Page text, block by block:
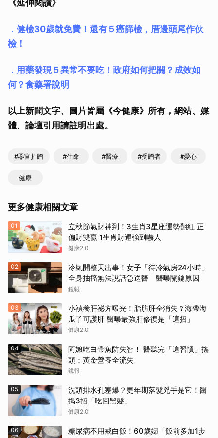
《延伸閱讀》
．健檢30歲就免費！還有５癌篩檢，厝邊頭尾作伙
檢！
．用藥發現５異常不要吃！政府如何把關？成效如
何？食藥署說明
以上新聞文字、圖片皆屬《今健康》所有，網站、媒
體、論壇引用請註明出處。
#器官捐贈 #生命 #醫療 #受贈者 #愛心
健康
更多健康相關文章
01
立秋節氣財神到！3生肖3星座運勢翻紅 正
偏財雙贏 1生肖財運強到嚇人
健康2.0
02
冷氣開整天出事！女子「待冷氣房24小時」
全身抽搐無法說話急送醫 醫曝關鍵原因
鏡報
03
小禎養肝祕方曝光！脂肪肝全消失？海帶海
瓜子可護肝 醫曝最強肝修復是「這招」
健康2.0
04
阿嬤吃白帶魚防失智！ 醫聽完「這習慣」搖
頭：黃金營養全流失
鏡報
05
洗頭排水孔塞爆？更年期落髮兇手是它！醫
揭3招「吃回黑髮」
健康2.0
06
糖尿病不用戒白飯！60歲婦「飯前多加1步